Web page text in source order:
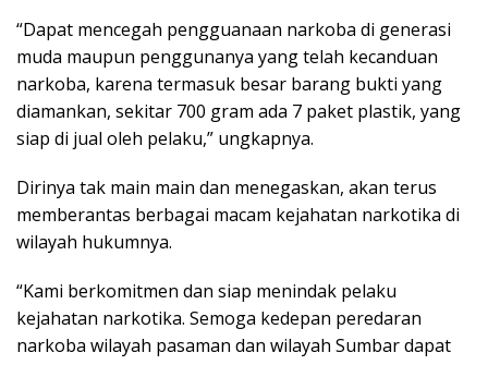
“Dapat mencegah pengguanaan narkoba di generasi
muda maupun penggunanya yang telah kecanduan
narkoba, karena termasuk besar barang bukti yang
diamankan, sekitar 700 gram ada 7 paket plastik, yang
siap di jual oleh pelaku,” ungkapnya.
Dirinya tak main main dan menegaskan, akan terus
memberantas berbagai macam kejahatan narkotika di
wilayah hukumnya.
“Kami berkomitmen dan siap menindak pelaku
kejahatan narkotika. Semoga kedepan peredaran
narkoba wilayah pasaman dan wilayah Sumbar dapat